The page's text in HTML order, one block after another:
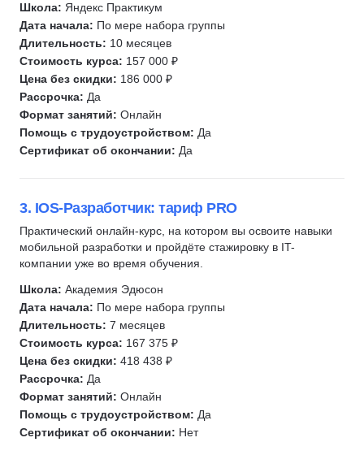
Kubernetes
Linux
Bash
Системы контроля версий
Администрирование Linux
Администрирование Windows
Архитектура ПО
Unity
Docker
Node.js
Django
REST API
Технический директор
Алгоритмы и структуры данных
Базы данных
ООП
Блокчейн
Подготовка к собеседованию
Fullstack-разработка
Eltex
PHP
Разработка игр
Unity
HTML/CSS
Ручное тестирование
Разработка игр
Unity
Unreal Engine
Node.js
Разработка под iOS
Кибербезопасность
Школа: Яндекс Практикум
Дата начала: По мере набора группы
Длительность: 10 месяцев
Стоимость курса: 157 000 ₽
Цена без скидки: 186 000 ₽
Рассрочка: Да
Формат занятий: Онлайн
Помощь с трудоустройством: Да
Сертификат об окончании: Да
3. IOS-Разработчик: тариф PRO
Практический онлайн-курс, на котором вы освоите навыки
мобильной разработки и пройдёте стажировку в IT-
компании уже во время обучения.
Школа: Академия Эдюсон
Дата начала: По мере набора группы
Длительность: 7 месяцев
Стоимость курса: 167 375 ₽
Цена без скидки: 418 438 ₽
Рассрочка: Да
Формат занятий: Онлайн
Помощь с трудоустройством: Да
Сертификат об окончании: Нет